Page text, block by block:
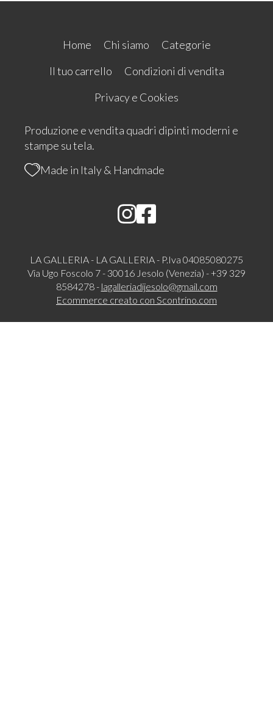
Home Chi siamo
Categorie
Il tuo carrello
Condizioni di vendita
Privacy e Cookies
Produzione e vendita quadri dipinti moderni e
stampe su tela.
Made in Italy & Handmade
LA GALLERIA - LA GALLERIA - P.Iva 04085080275
Via Ugo Foscolo 7 - 30016 Jesolo (Venezia) - +39 329
8584278 - lagalleriadijesolo@gmail.com
Ecommerce creato con Scontrino.com